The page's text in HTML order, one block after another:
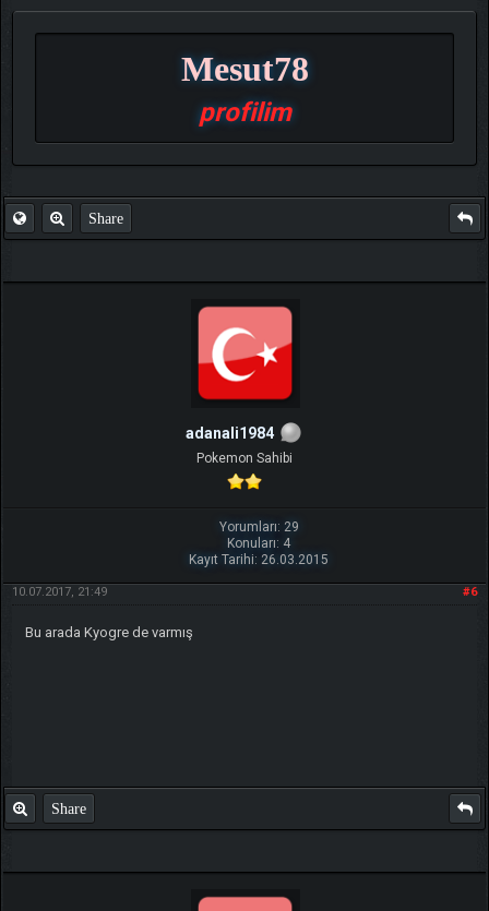
Mesut78
profilim
Share
adanali1984
Pokemon Sahibi
Yorumları: 29
Konuları: 4
Kayıt Tarihi: 26.03.2015
#6
10.07.2017, 21:49
Bu arada Kyogre de varmış
Share